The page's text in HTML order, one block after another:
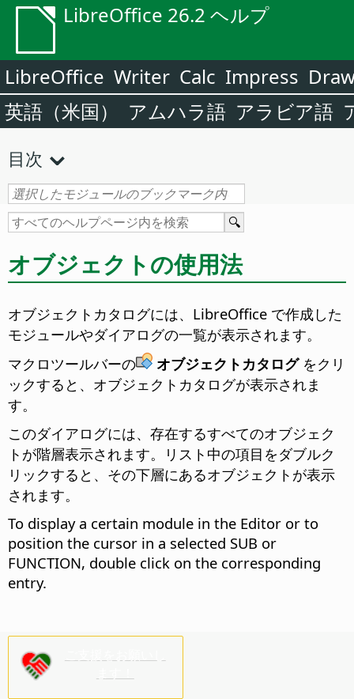
LibreOffice 26.2 ヘルプ
LibreOffice Writer Calc Impress
英語（米国）
アムハラ語 アラビア語
目次
オブジェクトの使用法
オブジェクトカタログには、LibreOffice で作成した
モジュールやダイアログの一覧が表示されます。
マクロツールバーの
オブジェクトカタログをクリ
ックすると、オブジェクトカタログが表示されま
す。
このダイアログには、存在するすべてのオブジェク
トが階層表示されます。リスト中の項目をダブルク
リックすると、その下層にあるオブジェクトが表示
されます。
To display a certain module in the Editor or to
position the cursor in a selected SUB or
FUNCTION, double click on the corresponding
entry.